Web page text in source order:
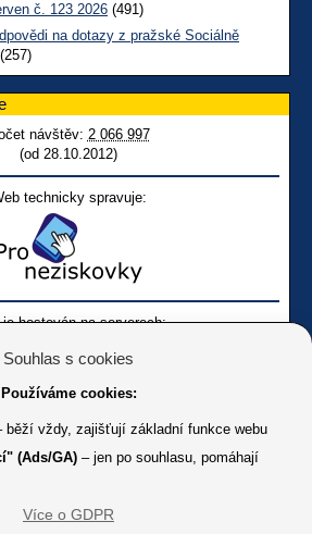
č. 123 2026 (491)
na dotazy z pražské Sociálně
(257)
návštěv: 2 066 997
(od 28.10.2012)
technicky spravuje:
je hostován na serverech:
Online
Youtube SONS
Souhlas s cookies
Používáme cookies:
běží vždy, zajišťují základní funkce webu
(Ads/GA) – jen po souhlasu, pomáhají
Více o GDPR